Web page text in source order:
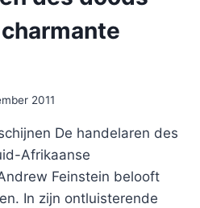
2011
De handelaren des
Afrikaanse
Feinstein belooft
In zijn ontluisterende